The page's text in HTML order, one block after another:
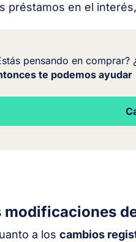
préstamos en el
pensando en comprar?
te podemos ayudar
modificaciones
a los cambios